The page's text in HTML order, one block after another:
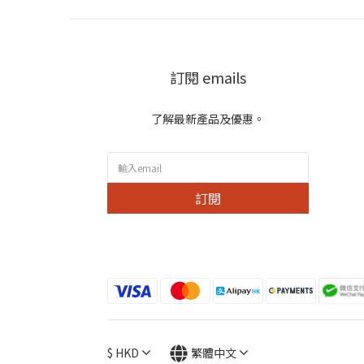
訂閱 emails
了解最新產品及優惠。
訂閱
$ HKD 繁體中文